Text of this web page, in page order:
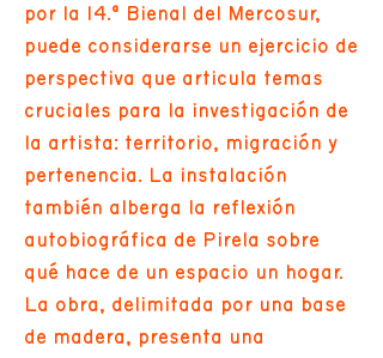
por la 14.ª Bienal del Mercosur,
puede considerarse un ejercicio de
perspectiva que articula temas
cruciales para la investigación de
la artista: territorio, migración y
pertenencia. La instalación
también alberga la reflexión
autobiográfica de Pirela sobre
qué hace de un espacio un hogar.
La obra, delimitada por una base
de madera, presenta una